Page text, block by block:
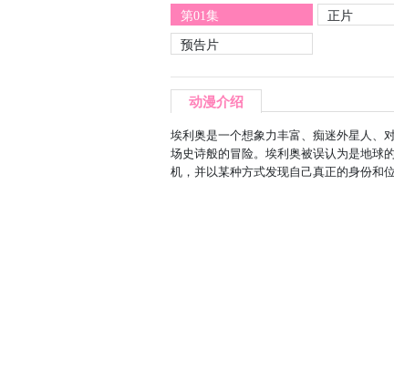
第01集 正片
预告片
动漫介绍
埃利奥是一个想象力丰富、痴迷外星人、
场史诗般的冒险。埃利奥被误认为是地球
机，并以某种方式发现自己真正的身份和位